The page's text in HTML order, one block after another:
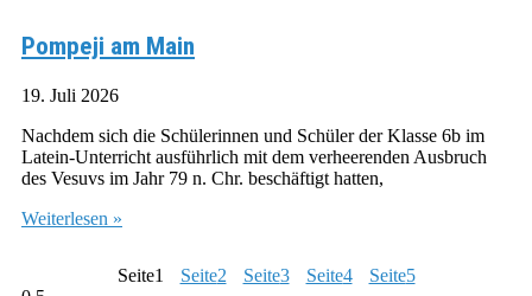
Pompeji am Main
19. Juli 2026
Nachdem sich die Schülerinnen und Schüler der Klasse 6b im
Latein-Unterricht ausführlich mit dem verheerenden Ausbruch
des Vesuvs im Jahr 79 n. Chr. beschäftigt hatten,
Weiterlesen »
Seite1 Seite2 Seite3 Seite4 Seite5